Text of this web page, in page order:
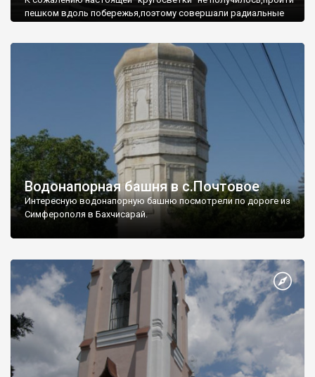
пешком вдоль побережья,поэтому совершали радиальные
Водонапорная башня в с.Почтовое
Интересную водонапорную башню посмотрели по дороге из
Симферополя в Бахчисарай.